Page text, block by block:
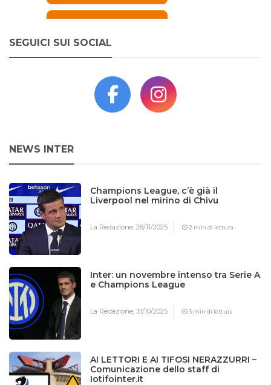
SEGUICI SUI SOCIAL
NEWS INTER
Champions League, c’è già il
Liverpool nel mirino di Chivu
La Redazione,28/11/2025 2 min di lettura
Inter: un novembre intenso tra Serie A
e Champions League
La Redazione,31/10/2025 3 min di lettura
AI LETTORI E AI TIFOSI NERAZZURRI –
Comunicazione dello staff di
Iotifointer.it